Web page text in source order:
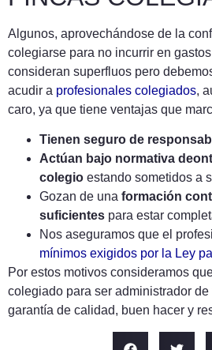
Algunos, aprovechándose de la
colegiarse para no incurrir en
consideran superfluos pero
acudir a profesionales colegiados,
caro, ya que tiene ventajas que
Tienen seguro de
Actúan bajo normativa
colegio estando sometidos a
Gozan de una formación
suficientes para estar
Nos aseguramos que el
mínimos exigidos por la Ley
Por estos motivos consideramos
colegiado para ser administrador
garantía de calidad, buen hacer y